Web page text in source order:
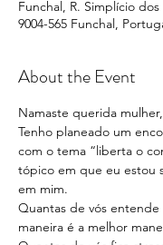
Funchal, R. Simplício dos
9004-565 Funchal,
About the Event
Namaste querida mulher,
Tenho planeado um
com o tema “liberta o
tópico em que eu estou
em mim.
Quantas de vós entende
maneira é a melhor